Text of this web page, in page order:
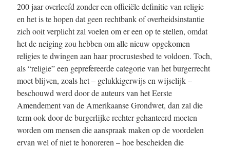
200 jaar overleefd zonder een officiële definitie van religie
en het is te hopen dat geen rechtbank of overheidsinstantie
zich ooit verplicht zal voelen om er een op te stellen, omdat
het de neiging zou hebben om alle nieuw opgekomen
religies te dwingen aan haar procrustesbed te voldoen. Toch,
als “religie” een geprefereerde categorie van het burgerrecht
moet blijven, zoals het– gelukkigerwijs en wijselijk–
beschouwd werd door de auteurs van het Eerste
Amendement van de Amerikaanse Grondwet, dan zal die
term ook door de burgerlijke rechter gehanteerd moeten
worden om mensen die aanspraak maken op de voordelen
ervan wel of niet te honoreren –hoe bescheiden die